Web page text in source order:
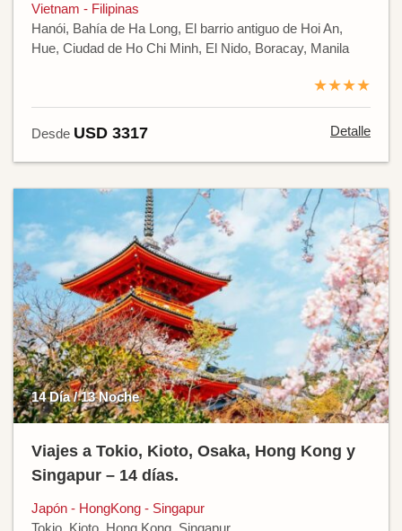
Vietnam - Filipinas
Hanói, Bahía de Ha Long, El barrio antiguo de Hoi An,
Hue, Ciudad de Ho Chi Minh, El Nido, Boracay, Manila
★★★★
Desde USD 3317 Detalle
14 Día / 13 Noche
Viajes a Tokio, Kioto, Osaka, Hong Kong y
Singapur – 14 días.
Japón - HongKong - Singapur